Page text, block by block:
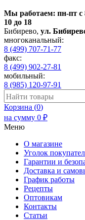
Мы работаем: пн-пт с
10 до 18
Бибирево, ул.
многоканальный:
8 (499) 707-71-77
факс:
8 (499) 902-27-81
мобильный:
8 (985) 120-97-91
Корзина (0)
на сумму 0 ₽
Меню
О магазине
Уголок
Гарантии и
Доставка и
График работы
Рецепты
Оптовикам
Контакты
Статьи